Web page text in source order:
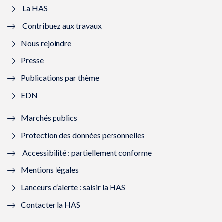
l
l
f
n
ê
t
r
e
)
e
e
n
ê
r
ê
t
e
ê
La HAS
Contribuez aux travaux
Nous rejoindre
Presse
Publications par thème
EDN
Marchés publics
Protection des données personnelles
Accessibilité : partiellement conforme
Mentions légales
Lanceurs d’alerte : saisir la HAS
Contacter la HAS